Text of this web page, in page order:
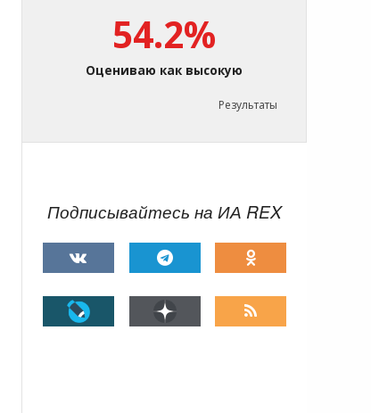
54.2%
Оцениваю как высокую
Результаты
Подписывайтесь на ИА REX